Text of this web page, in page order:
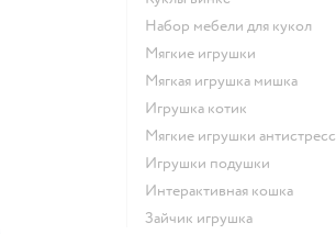
Набор мебели для кукол
Мягкие игрушки
Мягкая игрушка мишка
Игрушка котик
Мягкие игрушки антистресс
Игрушки подушки
Интерактивная кошка
Зайчик игрушка